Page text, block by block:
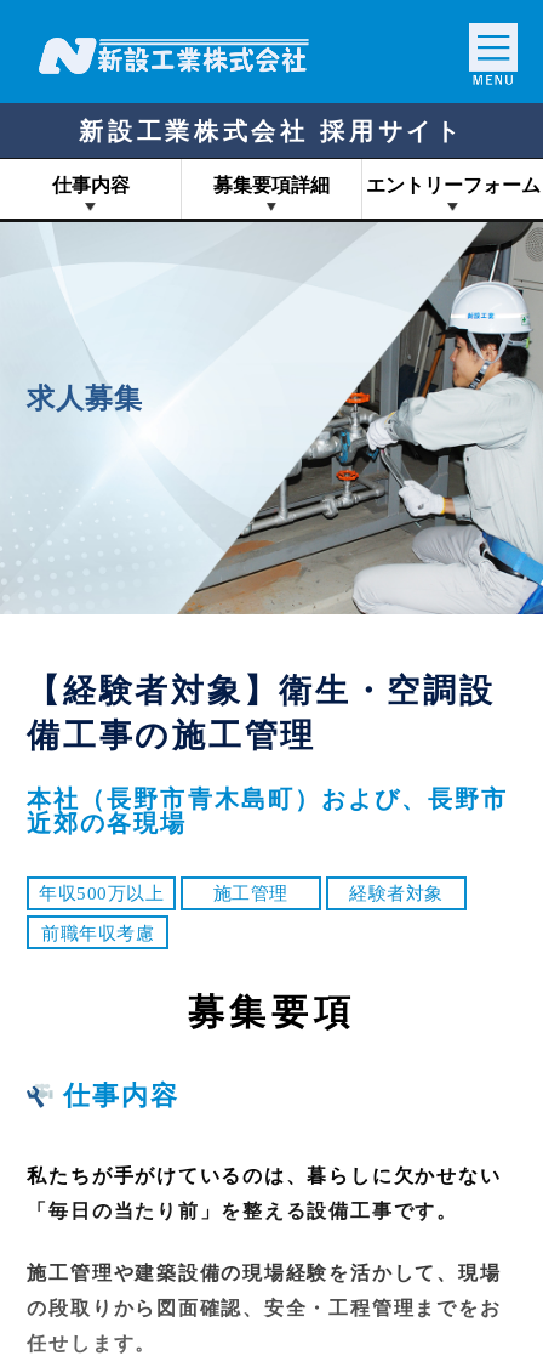
新設工業株式会社 採用サイト
仕事内容 募集要項詳細 エントリーフォーム
求人募集
【経験者対象】衛生・空調設
備工事の施工管理
本社（長野市青木島町）および、長野市
近郊の各現場
年収500万以上 施工管理
経験者対象
前職年収考慮
募集要項
仕事内容
私たちが手がけているのは、暮らしに欠かせない
「毎日の当たり前」を整える設備工事です。
施工管理や建築設備の現場経験を活かして、現場
の段取りから図面確認、安全・工程管理までをお
任せします。